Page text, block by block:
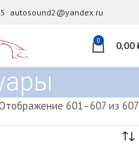
autosound2@yandex.ru
0 0,00
601–607 из 607